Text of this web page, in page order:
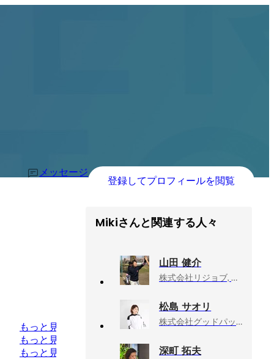
メッセージ
登録してプロフィールを閲覧
もっと見る
もっと見る
もっと見る
Mikiさんと関連する人々
山田 健介
株式会社リジョブ, 総務人事部 チームマネージャー 兼 コーポレート推進室
松島 サオリ
株式会社グッドパッチ, 人事グループマネージャー
深町 拓夫